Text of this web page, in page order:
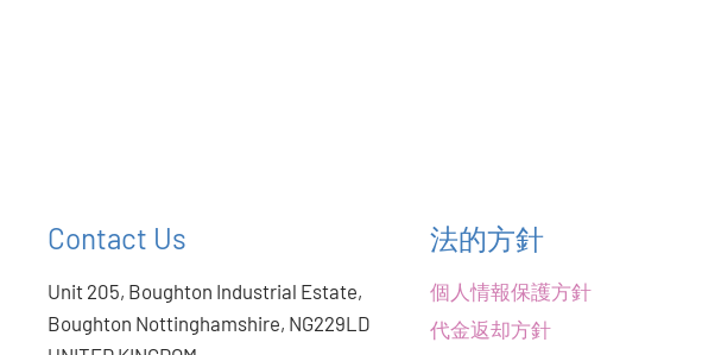
Contact Us
Unit 205, Boughton Industrial Estate,
Boughton Nottinghamshire, NG229LD
法的方針
個人情報保護方針
代金返却方針